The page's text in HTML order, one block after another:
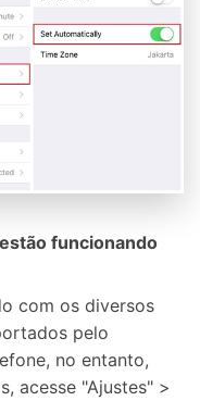
funcionando
com os diversos
pelo
no entanto,
acesse "Ajustes" >